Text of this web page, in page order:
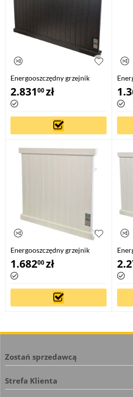
Energooszczędny grzejnik
elektryczny EPG-1000
2.83100zł
Energooszczędny grzejnik
elektryczny EPG-500
1.68200zł
Zostań sprzedawcą
Strefa Klienta